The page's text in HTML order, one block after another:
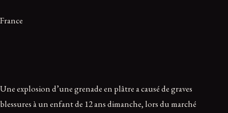
France
Une explosion d’une grenade en plâtre a causé de graves
blessures à un enfant de 12 ans dimanche, lors du marché